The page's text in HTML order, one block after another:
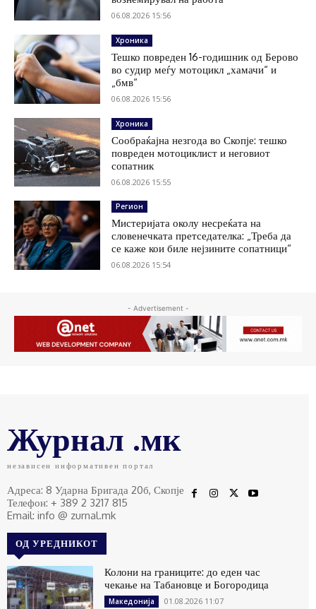
06.08.2026 15:56
Хроника
Тешко повреден 16-годишник од Берово
во судир меѓу мотоцикл „хамачи“ и
„бмв“
06.08.2026 15:56
Хроника
Сообраќајна незгода во Скопје: тешко
повреден мотоциклист и неговиот
сопатник
06.08.2026 15:55
Регион
Мистеријата околу несреќата на
словенечката претседателка: „Треба да
се каже кои биле нејзините сопатници“
06.08.2026 15:54
- Advertisement -
Журнал .мк
независен информативен портал
Адреса: 8 Ударна Бригада 20б, Скопје
Телефон: + 389 2 3217 815
Email: info @ zurnal.mk
ОД УРЕДНИКОТ
Колони на границите: до еден час
чекање на Табановце и Богородица
Македонија 01.08.2026 11:07